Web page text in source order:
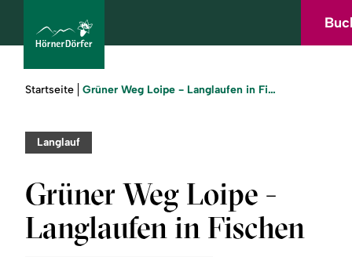
Urlaub
buchen
Sie
Startseite Grüner Weg Loipe - Langlaufen in Fischen
Langlauf
Grüner Weg Loipe -
Langlaufen in Fischen